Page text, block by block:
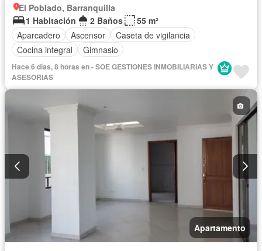
El Poblado, Barranquilla
1 Habitación
2 Baños
55 m²
Aparcadero
Ascensor
Caseta de vigilancia
Cocina integral
Gimnasio
Hace 6 días, 8 horas en - SOE GESTIONES INMOBILIARIAS Y
ASESORIAS
Apartamento